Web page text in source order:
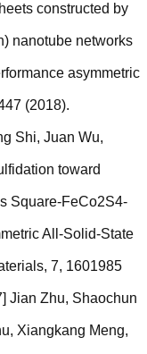
constructed by
nanotube networks
asymmetric
(2018).
Shi, Juan Wu,
toward
Square-FeCo2S4-
All-Solid-State
7, 1601985
Jian Zhu, Shaochun
Xiangkang Meng,